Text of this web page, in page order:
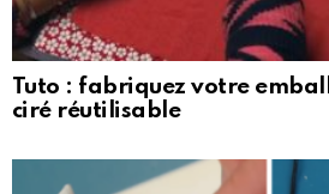
Tuto : fabriquez votre
ciré réutilisable